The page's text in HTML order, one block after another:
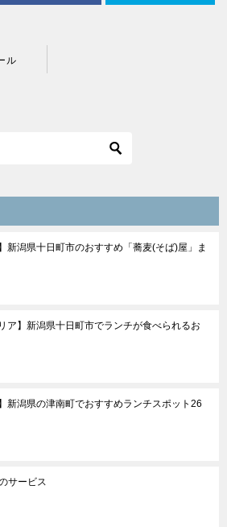
ル
新潟県十日町市のおすすめ「蕎麦(そば)屋」ま
ア】新潟県十日町市でランチが食べられるお
新潟県の津南町でおすすめランチスポット26
サービス